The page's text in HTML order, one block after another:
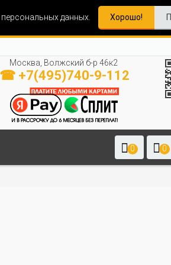
данных. Хорошо!
Москва, Волжский б-р 46к2
☎ +7(495)740-9-112
0 0